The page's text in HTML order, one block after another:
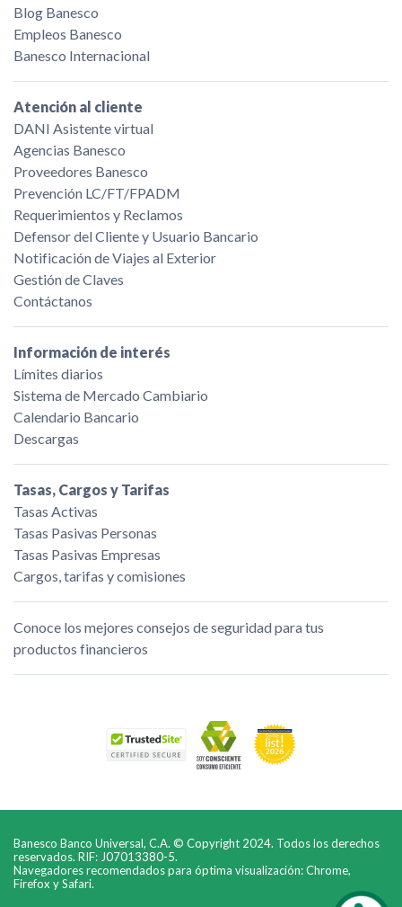
Blog Banesco
Empleos Banesco
Banesco Internacional
Atención al cliente
DANI Asistente virtual
Agencias Banesco
Proveedores Banesco
Prevención LC/FT/FPADM
Requerimientos y Reclamos
Defensor del Cliente y Usuario Bancario
Notificación de Viajes al Exterior
Gestión de Claves
Contáctanos
Información de interés
Límites diarios
Sistema de Mercado Cambiario
Calendario Bancario
Descargas
Tasas, Cargos y Tarifas
Tasas Activas
Tasas Pasivas Personas
Tasas Pasivas Empresas
Cargos, tarifas y comisiones
Conoce los mejores consejos de seguridad para tus
productos financieros
Banesco Banco Universal, C.A. © Copyright 2024. Todos los derechos
reservados. RIF: J07013380-5.
Navegadores recomendados para óptima visualización: Chrome,
Firefox y Safari.